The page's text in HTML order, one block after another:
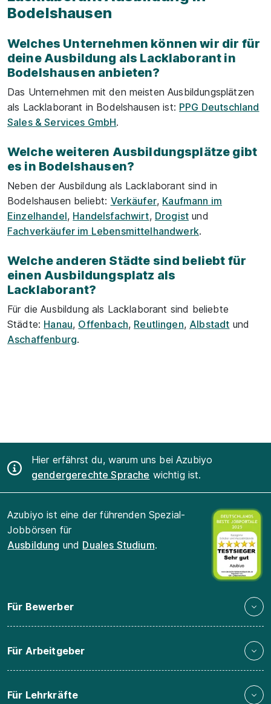
Bodelshausen
Welches Unternehmen können wir dir für
deine Ausbildung als Lacklaborant in
Bodelshausen anbieten?
Das Unternehmen mit den meisten Ausbildungsplätzen
als Lacklaborant in Bodelshausen ist: PPG Deutschland
Sales & Services GmbH.
Welche weiteren Ausbildungsplätze gibt
es in Bodelshausen?
Neben der Ausbildung als Lacklaborant sind in
Bodelshausen beliebt: Verkäufer, Kaufmann im
Einzelhandel, Handelsfachwirt, Drogist und
Fachverkäufer im Lebensmittelhandwerk.
Welche anderen Städte sind beliebt für
einen Ausbildungsplatz als
Lacklaborant?
Für die Ausbildung als Lacklaborant sind beliebte
Städte: Hanau, Offenbach, Reutlingen, Albstadt und
Aschaffenburg.
Hier erfährst du, warum uns bei Azubiyo
gendergerechte Sprache wichtig ist.
Azubiyo ist eine der führenden Spezial-
Jobbörsen für
Ausbildung und Duales Studium.
Für Bewerber
Für Arbeitgeber
Für Lehrkräfte